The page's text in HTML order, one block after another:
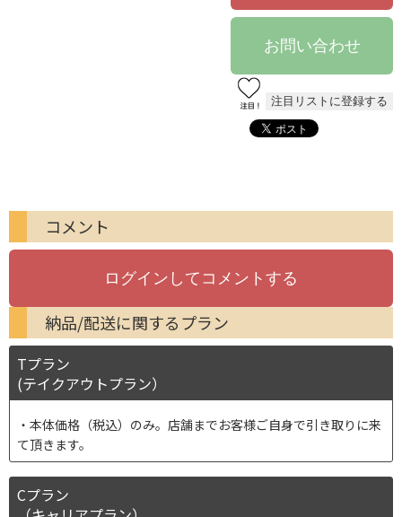
コメント
納品/配送に関するプラン
Tプラン
(テイクアウトプラン）
本体価格（税込）のみ。店舗までお客様ご自身で引き取りに来
て頂きます。
Cプラン